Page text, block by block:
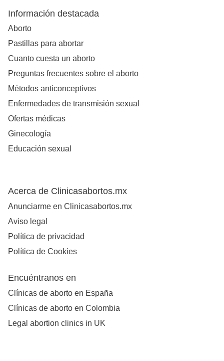
Información destacada
Aborto
Pastillas para abortar
Cuanto cuesta un aborto
Preguntas frecuentes sobre el aborto
Métodos anticonceptivos
Enfermedades de transmisión sexual
Ofertas médicas
Ginecología
Educación sexual
Acerca de Clinicasabortos.mx
Anunciarme en Clinicasabortos.mx
Aviso legal
Política de privacidad
Política de Cookies
Encuéntranos en
Clínicas de aborto en España
Clínicas de aborto en Colombia
Legal abortion clinics in UK